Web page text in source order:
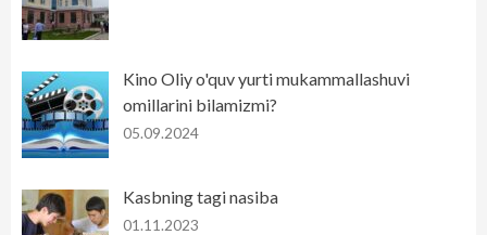
Kino Oliy o'quv yurti mukammallashuvi
omillarini bilamizmi?
05.09.2024
Kasbning tagi nasiba
01.11.2023